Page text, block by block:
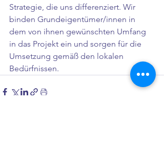
Strategie, die uns differenziert. Wir
binden Grundeigentümer/innen in
dem von ihnen gewünschten Umfang
in das Projekt ein und sorgen für die
Umsetzung gemäß den lokalen
Bedürfnissen.